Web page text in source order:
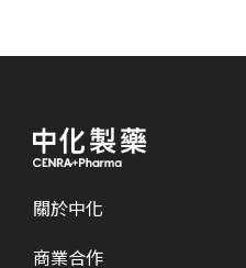
關於中化
商業合作